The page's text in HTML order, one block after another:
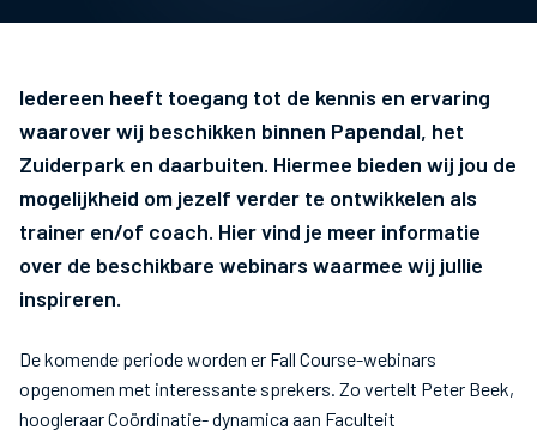
Iedereen heeft toegang tot de kennis en ervaring
waarover wij beschikken binnen Papendal, het
Zuiderpark en daarbuiten. Hiermee bieden wij jou de
mogelijkheid om jezelf verder te ontwikkelen als
trainer en/of coach. Hier vind je meer informatie
over de beschikbare webinars waarmee wij jullie
inspireren.
De komende periode worden er Fall Course-webinars
opgenomen met interessante sprekers. Zo vertelt Peter Beek,
hoogleraar Coördinatie- dynamica aan Faculteit